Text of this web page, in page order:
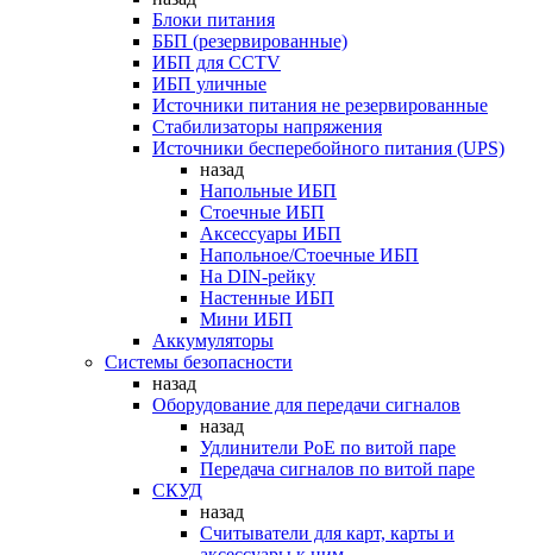
Блоки питания
ББП (резервированные)
ИБП для CCTV
ИБП уличные
Источники питания не резервированные
Стабилизаторы напряжения
Источники бесперебойного питания (UPS)
назад
Напольные ИБП
Стоечные ИБП
Аксессуары ИБП
Напольное/Стоечные ИБП
На DIN-рейку
Настенные ИБП
Мини ИБП
Аккумуляторы
Системы безопасности
назад
Оборудование для передачи сигналов
назад
Удлинители PoE по витой паре
Передача сигналов по витой паре
СКУД
назад
Считыватели для карт, карты и